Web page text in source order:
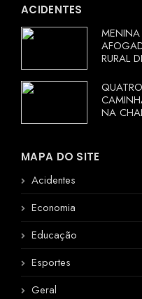
ACIDENTES
RURAL
NA
MAPA DO SITE
Acidentes
Economia
Educação
Esportes
Geral